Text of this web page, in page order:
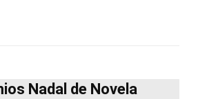
Nadal de Novela